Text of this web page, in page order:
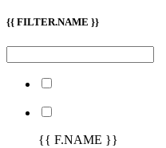
{{ FILTER.NAME }}
{{ F.NAME }}